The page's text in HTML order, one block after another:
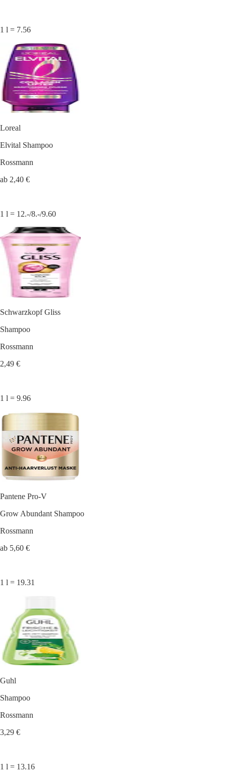
1 l = 7.56
Loreal
Elvital Shampoo
Rossmann
ab 2,40 €
1 l = 12.-/8.-/9.60
Schwarzkopf Gliss
Shampoo
Rossmann
2,49 €
1 l = 9.96
Pantene Pro-V
Grow Abundant Shampoo
Rossmann
ab 5,60 €
1 l = 19.31
Guhl
Shampoo
Rossmann
3,29 €
1 l = 13.16